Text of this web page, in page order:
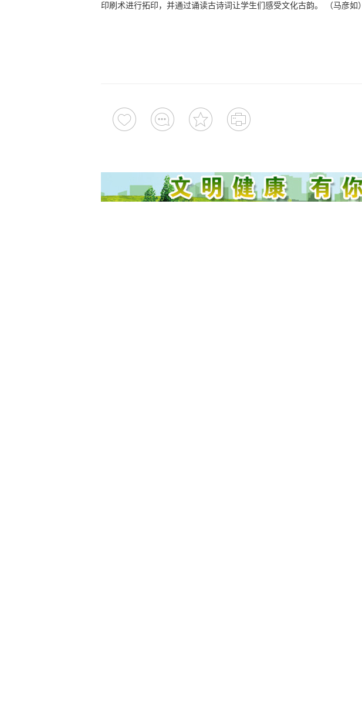
印刷术进行拓印，并通过诵读古诗词让学生们感受文化古韵。 （马彦如）